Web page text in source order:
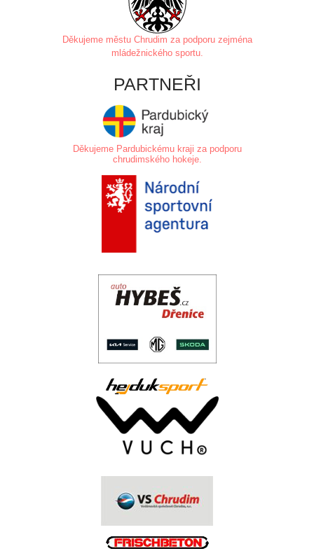
Děkujeme městu Chrudim za podporu zejména
mládežnického sportu.
PARTNEŘI
Děkujeme Pardubickému kraji za podporu
chrudimského hokeje.